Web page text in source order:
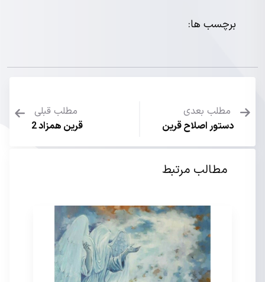
برچسب ها:
مطلب بعدی
دستور اصلاح قرین
مطلب قبلی
قرین همزاد 2
مطالب مرتبط